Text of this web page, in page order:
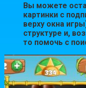
Вы можете
картинки с
верху окна
структуре и,
то помочь с